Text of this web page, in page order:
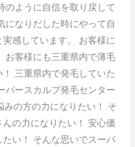
のように自信を取り戻して
になりだした時にやって自
感しています。 お客様に
お客様にも三重県内で薄毛
三重県内で発毛していた
パースカルプ発毛センター
みの方の力になりたい！ そ
の力になりたい！ 安心価
い！ そんな思いでスーパ